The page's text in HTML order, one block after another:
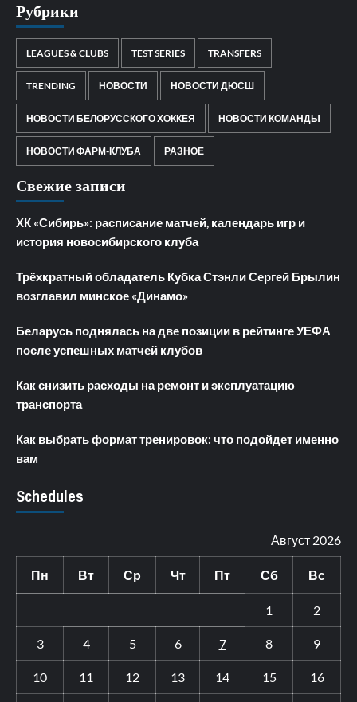
Рубрики
LEAGUES & CLUBS TEST SERIES TRANSFERS
TRENDING НОВОСТИ НОВОСТИ ДЮСШ
НОВОСТИ БЕЛОРУССКОГО ХОККЕЯ НОВОСТИ КОМАНДЫ
НОВОСТИ ФАРМ-КЛУБА РАЗНОЕ
Свежие записи
ХК «Сибирь»: расписание матчей, календарь игр и
история новосибирского клуба
Трёхкратный обладатель Кубка Стэнли Сергей Брылин
возглавил минское «Динамо»
Беларусь поднялась на две позиции в рейтинге УЕФА
после успешных матчей клубов
Как снизить расходы на ремонт и эксплуатацию
транспорта
Как выбрать формат тренировок: что подойдет именно
вам
Schedules
Август 2026
Пн Вт Ср Чт Пт Сб Вс
1 2
3 4 5 6 7 8 9
10 11 12 13 14 15 16